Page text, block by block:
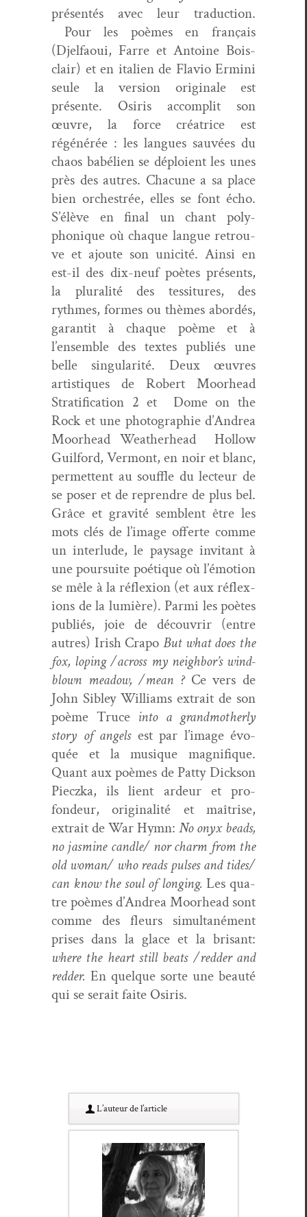
présen­tés avec leur tra­duc­tion.
Pour les poèmes en français
(Djelfaoui, Farre et Antoine Bois­
clair) et en ital­ien de Flavio Ermi­ni
seule la ver­sion orig­i­nale est
présente. Osiris accom­plit son
œuvre, la force créa­trice est
régénérée : les langues sauvées du
chaos babélien se déploient les unes
près des autres. Cha­cune a sa place
bien orchestrée, elles se font écho.
S’élève en final un chant poly­
phonique où chaque langue retrou­
ve et ajoute son unic­ité. Ain­si en
est-il des dix-neuf poètes présents,
la plu­ral­ité des tes­si­tures, des
rythmes, formes ou thèmes abor­dés,
garan­tit à chaque poème et à
l’ensemble des textes pub­liés une
belle sin­gu­lar­ité. Deux œuvres
artis­tiques de Robert Moor­head
Strat­i­fi­ca­tion 2 et Dome on the
Rock et une pho­togra­phie d’Andrea
Moor­head Weath­er­head Hol­low
Guil­ford, Ver­mont, en noir et blanc,
per­me­t­tent au souf­fle du lecteur de
se pos­er et de repren­dre de plus bel.
Grâce et grav­ité sem­blent être les
mots clés de l’image offerte comme
un inter­lude, le paysage invi­tant à
une pour­suite poé­tique où l’émotion
se mêle à la réflex­ion (et aux réflex­
ions de la lumière). Par­mi les poètes
pub­liés, joie de décou­vrir (entre
autres) Irish Crapo But what does the
fox, lop­ing /across my neighbor’s wind-
blown mead­ow, /mean ?Ce vers de
John Sib­ley Williams extrait de son
poème Truce into a grand­moth­er­ly
sto­ry of angels est par l’image évo­
quée et la musique mag­nifique.
Quant aux poèmes de Pat­ty Dick­son
Piecz­ka, ils lient ardeur et pro­
fondeur, orig­i­nal­ité et maîtrise,
extrait de War Hymn: No onyx beads,
no jas­mine candle/ nor charm from the
old woman/ who reads puls­es and tides/
can know the soul of long­ing.Les qua­
tre poèmes d’Andrea Moor­head sont
comme des fleurs simul­tané­ment
pris­es dans la glace et la brisant:
where the heart still beats /redder and
red­der. En quelque sorte une beauté
qui se serait faite Osiris.
L’au­teur de l’article